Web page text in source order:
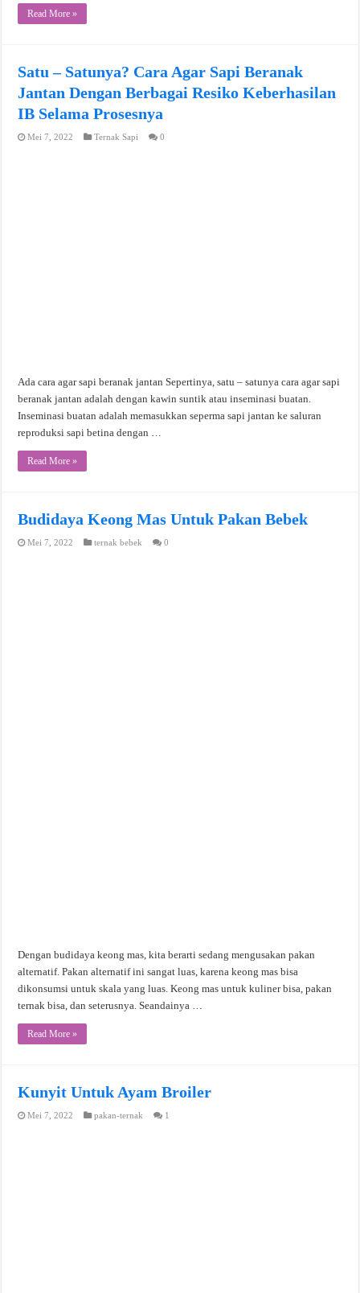
Read More »
Satu – Satunya? Cara Agar Sapi Beranak
Jantan Dengan Berbagai Resiko Keberhasilan
IB Selama Prosesnya
Mei 7, 2022 Ternak Sapi 0
Ada cara agar sapi beranak jantan Sepertinya, satu – satunya cara agar sapi
beranak jantan adalah dengan kawin suntik atau inseminasi buatan.
Inseminasi buatan adalah memasukkan seperma sapi jantan ke saluran
reproduksi sapi betina dengan …
Read More »
Budidaya Keong Mas Untuk Pakan Bebek
Mei 7, 2022 ternak bebek 0
Dengan budidaya keong mas, kita berarti sedang mengusakan pakan
alternatif. Pakan alternatif ini sangat luas, karena keong mas bisa
dikonsumsi untuk skala yang luas. Keong mas untuk kuliner bisa, pakan
ternak bisa, dan seterusnya. Seandainya …
Read More »
Kunyit Untuk Ayam Broiler
Mei 7, 2022 pakan-ternak 1